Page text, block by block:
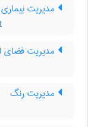
مدیریت
مدیریت فضای
مدیریت رنگ